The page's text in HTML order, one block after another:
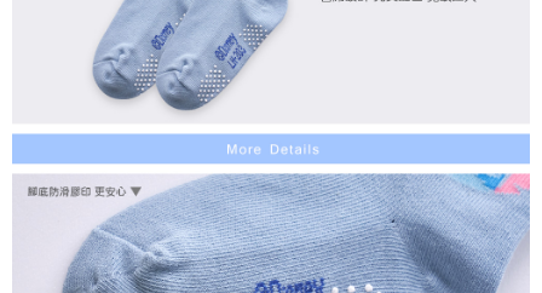
7-11取貨付款
每筆NT$80，滿NT$899(含以上)免運費
每筆NT$80，滿NT$859(含以上)免運費
宅配
每筆NT$85，滿NT$859(含以上)免運費